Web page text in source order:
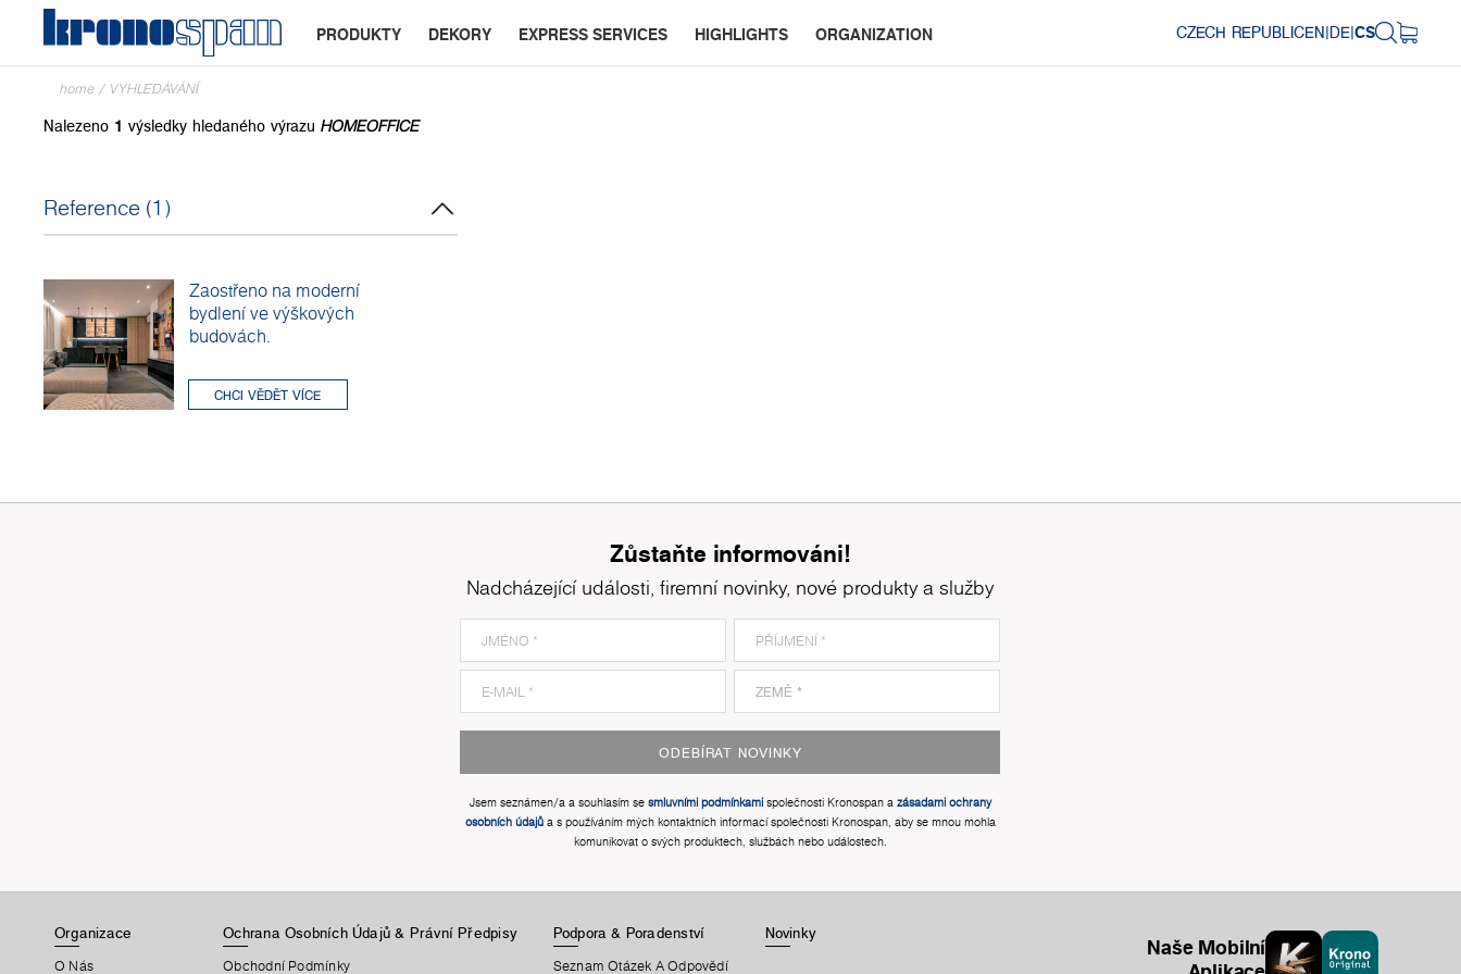
PRODUKTY DEKORY EXPRESS SERVICES HIGHLIGHTS ORGANIZATION CZECH REPUBLICEN|DE|CS
home / VYHLEDÁVÁNÍ
Nalezeno 1 výsledky hledaného výrazu HOMEOFFICE
Reference (1)
Zaostřeno na moderní
bydlení ve výškových
budovách.
CHCI VĚDĚT VÍCE
Zůstaňte informováni!
Nadcházející události, firemní novinky, nové produkty a služby
ODEBÍRAT NOVINKY
Jsem seznámen/a a souhlasím se smluvními podmínkamispolečnosti Kronospan a zásadami ochrany
osobních údajůa s používáním mých kontaktních informací společnosti Kronospan, aby se mnou mohla
komunikovat o svých produktech, službách nebo událostech.
Organizace
O Nás
Ochrana Osobních Údajů & Právní Předpisy
Obchodní Podmínky
Podpora & Poradenství
Seznam Otázek A Odpovědí
Novinky
Naše Mobilní